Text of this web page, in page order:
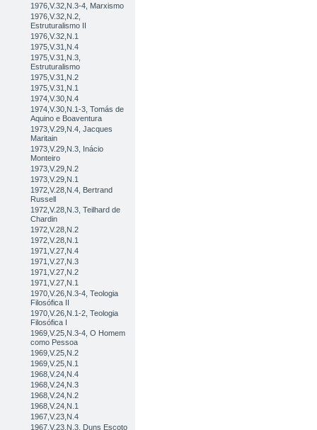
1976,V.32,N.3-4, Marxismo
1976,V.32,N.2,
Estruturalismo II
1976,V.32,N.1
1975,V.31,N.4
1975,V.31,N.3,
Estruturalismo
1975,V.31,N.2
1975,V.31,N.1
1974,V.30,N.4
1974,V.30,N.1-3, Tomás de
Aquino e Boaventura
1973,V.29,N.4, Jacques
Maritain
1973,V.29,N.3, Inácio
Monteiro
1973,V.29,N.2
1973,V.29,N.1
1972,V.28,N.4, Bertrand
Russell
1972,V.28,N.3, Teilhard de
Chardin
1972,V.28,N.2
1972,V.28,N.1
1971,V.27,N.4
1971,V.27,N.3
1971,V.27,N.2
1971,V.27,N.1
1970,V.26,N.3-4, Teologia
Filosófica II
1970,V.26,N.1-2, Teologia
Filosófica I
1969,V.25,N.3-4, O Homem
como Pessoa
1969,V.25,N.2
1969,V.25,N.1
1968,V.24,N.4
1968,V.24,N.3
1968,V.24,N.2
1968,V.24,N.1
1967,V.23,N.4
1967,V.23,N.3, Duns Escoto